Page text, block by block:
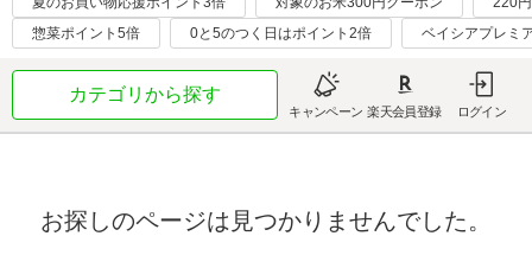
惣菜ポイント5倍
0と5のつく日はポイント2倍 ベイシアプレミ
カテゴリから探す
キャンペーン 楽天会員登録 ログイン
お探しのページは見つかりませんでした。